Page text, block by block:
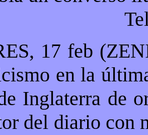
17 feb
en la
Inglaterra de
del diario con